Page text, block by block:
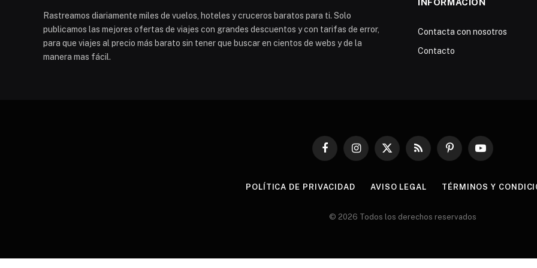
Rastreamos diariamente miles de vuelos, hoteles y cruceros baratos para ti. Solo
publicamos las mejores ofertas de viajes con grandes descuentos y con tarifas de error,
para que viajes al precio más barato sin tener que buscar en cientos de webs y de la
manera mas fácil.
INFORMACIÓN
Contacta con nosotros
Contacto
FacebookInstagram
X
RSS PinterestYouTube
POLÍTICA DE PRIVACIDAD AVISO LEGAL TÉRMINOS Y
© 2026 Todos los derechos reservados